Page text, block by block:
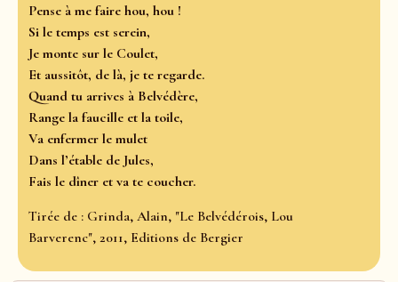
Pense à me faire hou, hou !
Si le temps est serein,
Je monte sur le Coulet,
Et aussitôt, de là, je te regarde.
Quand tu arrives à Belvédère,
Range la faucille et la toile,
Va enfermer le mulet
Dans l’étable de Jules,
Fais le dîner et va te coucher.
Tirée de : Grinda, Alain, "Le Belvédérois, Lou
Barverenc", 2011, Editions de Bergier